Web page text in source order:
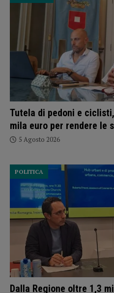
Tutela di pedoni e
mila euro per rendere le
5 Agosto 2026
Dalla Regione oltre 1,3
POLITICA